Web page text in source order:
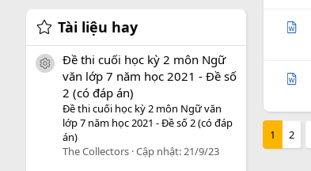
Tài liệu hay
icon tài liệu
Đề thi cuối học kỳ 2 môn Ngữ
văn lớp 7 năm học 2021 - Đề số
2 (có đáp án)
Đề thi cuối học kỳ 2 môn Ngữ văn
lớp 7 năm học 2021 - Đề số 2 (có đáp
án)
The Collectors Cập nhật:21/9/23
1 2